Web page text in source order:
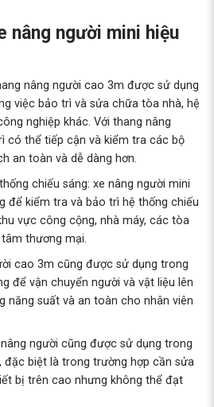
nâng người mini hiệu
nâng người cao 3m được sử dụng
việc bảo trì và sửa chữa tòa nhà, hệ
nghiệp khác. Với thang nâng
có thể tiếp cận và kiểm tra các bộ
an toàn và dễ dàng hơn.
chiếu sáng: xe nâng người mini
để kiểm tra và bảo trì hệ thống chiếu
vực công cộng, nhà máy, các tòa
thương mại.
cao 3m cũng được sử dụng trong
để vận chuyển người và vật liệu lên
năng suất và an toàn cho nhân viên
người cũng được sử dụng trong
biệt là trong trường hợp cần sửa
bị trên cao nhưng không thể đạt